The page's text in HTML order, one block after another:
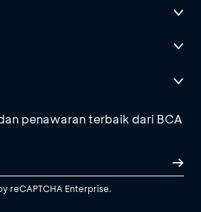
penawaran terbaik dari BCA
reCAPTCHA Enterprise.